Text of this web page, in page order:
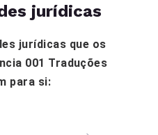
jurídicas
jurídicas que os
001 Traduções
para si: